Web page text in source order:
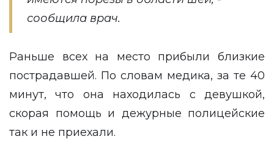
сообщила врач.
Раньше всех на место прибыли близкие
пострадавшей. По словам медика, за те 40
минут, что она находилась с девушкой,
скорая помощь и дежурные полицейские
так и не приехали.